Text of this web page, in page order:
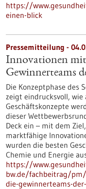
https://
einen-blick
Pressemitteilung -
Innovationen
Gewinnerteams
Die Konzeptphase des
zeigt eindrucksvoll,
Geschäftskonzepte
dieser
Deck ein – mit dem
marktfähige
wurden die besten
Chemie und Energie
https://
bw.de/fachbeitrag/
die-gewinnerteams-